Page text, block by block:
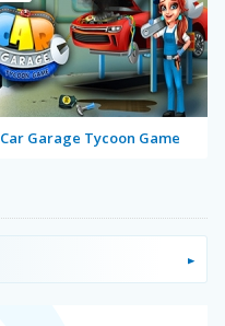
Car Garage Tycoon Game